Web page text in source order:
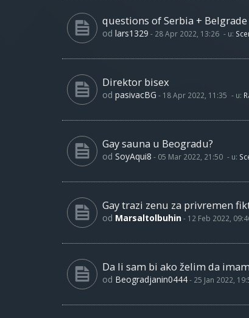
questions of Serbia + Belgrade
od lars1329 - 28 Apr 2022, 13:26 - u:
Direktor bisex
od pasivacBG - 18 Apr 2022, 11:35 - u:
Gay sauna u Beogradu?
od SoyAqui8 - 05 Mar 2022, 21:50 - u:
Gay trazi zenu za privremen
od Marsaltolbuhin- 12 Feb 2022,
Da li sam bi ako želim da
od Beogradjanin0444- 25 Jan 2022,